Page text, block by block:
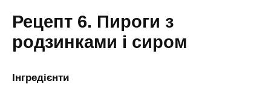
Рецепт 6. Пироги з
родзинками і сиром
Інгредієнти